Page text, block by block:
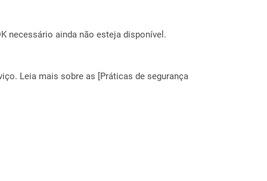
necessário ainda não esteja disponível.
Leia mais sobre as [Práticas de segurança